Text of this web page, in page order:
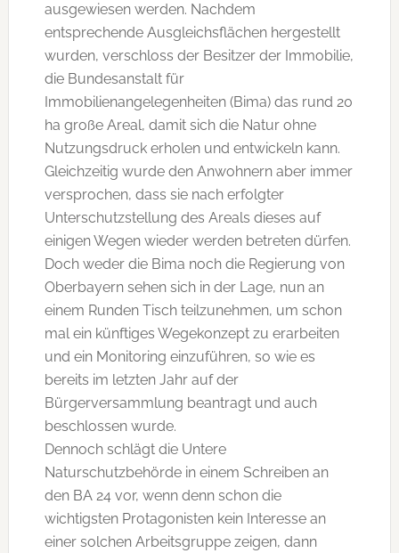
ausgewiesen werden. Nachdem
entsprechende Ausgleichsflächen hergestellt
wurden, verschloss der Besitzer der Immobilie,
die Bundesanstalt für
Immobilienangelegenheiten (Bima) das rund 20
ha große Areal, damit sich die Natur ohne
Nutzungsdruck erholen und entwickeln kann.
Gleichzeitig wurde den Anwohnern aber immer
versprochen, dass sie nach erfolgter
Unterschutzstellung des Areals dieses auf
einigen Wegen wieder werden betreten dürfen.
Doch weder die Bima noch die Regierung von
Oberbayern sehen sich in der Lage, nun an
einem Runden Tisch teilzunehmen, um schon
mal ein künftiges Wegekonzept zu erarbeiten
und ein Monitoring einzuführen, so wie es
bereits im letzten Jahr auf der
Bürgerversammlung beantragt und auch
beschlossen wurde.
Dennoch schlägt die Untere
Naturschutzbehörde in einem Schreiben an
den BA 24 vor, wenn denn schon die
wichtigsten Protagonisten kein Interesse an
einer solchen Arbeitsgruppe zeigen, dann